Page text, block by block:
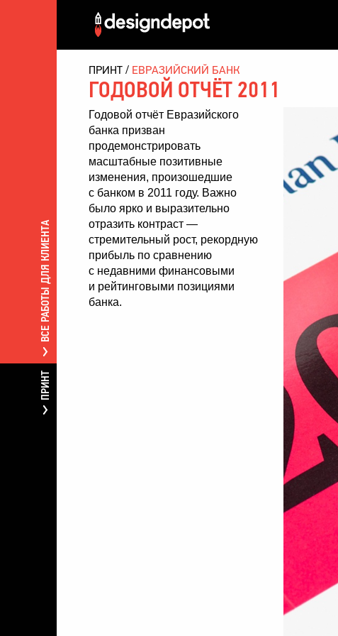
ВСЕ РАБОТЫ ДЛЯ КЛИЕНТА
ПРИНТ
ПРИНТ ЕВРАЗИЙСКИЙ БАНК
ГОДОВОЙ ОТЧЁТ 2011
Годовой отчёт Евразийского
банка призван
продемонстрировать
масштабные позитивные
изменения, произошедшие
с банком в 2011 году. Важно
было ярко и выразительно
отразить контраст —
стремительный рост, рекордную
прибыль по сравнению
с недавними финансовыми
и рейтинговыми позициями
банка.